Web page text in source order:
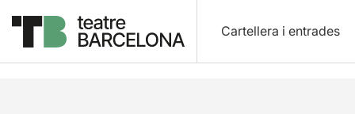
Cartellera i entrades